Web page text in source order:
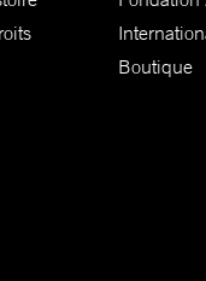
Boutique